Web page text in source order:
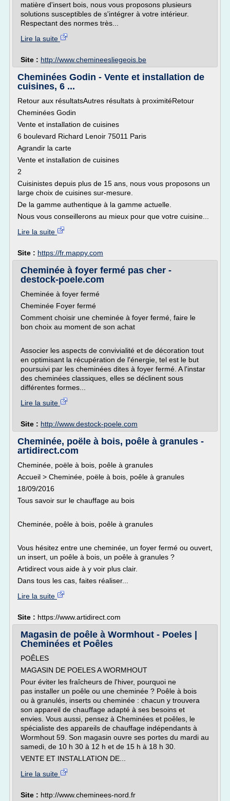
matière d'insert bois, nous vous proposons plusieurs
solutions susceptibles de s'intégrer à votre intérieur.
Respectant des normes très...
Lire la suite
Site : http://www.chemineesliegeois.be
Cheminées Godin - Vente et installation de
cuisines, 6 ...
Retour aux résultatsAutres résultats à proximitéRetour
Cheminées Godin
Vente et installation de cuisines
6 boulevard Richard Lenoir 75011 Paris
Agrandir la carte
Vente et installation de cuisines
2
Cuisinistes depuis plus de 15 ans, nous vous proposons un
large choix de cuisines sur-mesure.
De la gamme authentique à la gamme actuelle.
Nous vous conseillerons au mieux pour que votre cuisine...
Lire la suite
Site : https://fr.mappy.com
Cheminée à foyer fermé pas cher -
destock-poele.com
Cheminée à foyer fermé
Cheminée Foyer fermé
Comment choisir une cheminée à foyer fermé, faire le
bon choix au moment de son achat
Associer les aspects de convivialité et de décoration tout
en optimisant la récupération de l'énergie, tel est le but
poursuivi par les cheminées dites à foyer fermé. A l'instar
des cheminées classiques, elles se déclinent sous
différentes formes...
Lire la suite
Site : http://www.destock-poele.com
Cheminée, poële à bois, poêle à granules -
artidirect.com
Cheminée, poële à bois, poêle à granules
Accueil > Cheminée, poële à bois, poêle à granules
18/09/2016
Tous savoir sur le chauffage au bois
Cheminée, poêle à bois, poêle à granules
Vous hésitez entre une cheminée, un foyer fermé ou ouvert,
un insert, un poêle à bois, un poêle à granules ?
Artidirect vous aide à y voir plus clair.
Dans tous les cas, faites réaliser...
Lire la suite
Site : https://www.artidirect.com
Magasin de poêle à Wormhout - Poeles |
Cheminées et Poêles
POÊLES
MAGASIN DE POELES A WORMHOUT
Pour éviter les fraîcheurs de l'hiver, pourquoi ne
pas installer un poêle ou une cheminée ? Poêle à bois
ou à granulés, inserts ou cheminée : chacun y trouvera
son appareil de chauffage adapté à ses besoins et
envies. Vous aussi, pensez à Cheminées et poêles, le
spécialiste des appareils de chauffage indépendants à
Wormhout 59. Son magasin ouvre ses portes du mardi au
samedi, de 10 h 30 à 12 h et de 15 h à 18 h 30.
VENTE ET INSTALLATION DE...
Lire la suite
Site : http://www.cheminees-nord.fr